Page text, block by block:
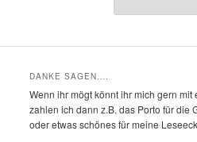
DANKE SAGEN….
Wenn ihr mögt könnt ihr mich gern
zahlen ich dann z.B. das Porto für die
oder etwas schönes für meine